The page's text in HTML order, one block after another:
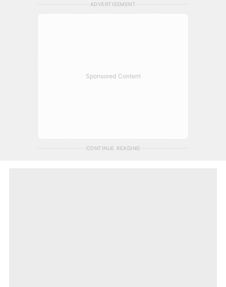
ADVERTISEMENT
Sponsored Content
CONTINUE READING